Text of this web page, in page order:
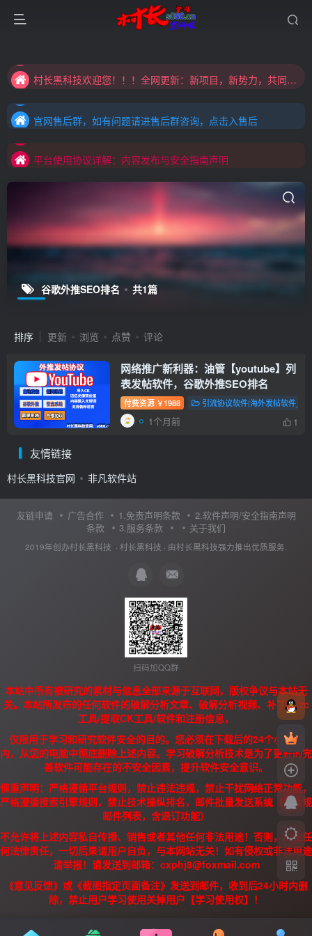
村长黑科技欢迎您！！！全网更新：新项目，新势力，共同发展
官网售后群，如有问题请进售后群咨询，点击入售后
平台使用协议详解：内容发布与安全指南声明
平台使用协议详解：内容发布与安全指南声明
谷歌外推SEO排名 共1篇
排序 更新 浏览 点赞 评论
网络推广新利器：油管【youtube】列
表发帖软件，谷歌外推SEO排名
付费资源 ￥ 1988 引流协议软件|海外发帖软件_
1个月前 1
友情链接
村长黑科技官网 非凡软件站
友链申请 广告合作 1.免责声明条款
2.软件声明/安全指南声明
条款
3.服务条款 关于我们
2019年创办村长黑科技 · 村长黑科技 · 由村长黑科技强力推出优质服务.
扫码加QQ群
本站中所有被研究的素材与信息全部来源于互联网，版权争议与本站无
关。本站所发布的任何软件的破解分析文章、破解分析视频、补丁、/zc
工具/提取CK工具/软件和注册信息，
仅限用于学习和研究软件安全的目的。您必须在下载后的24个小时之
内，从您的电脑中彻底删除上述内容。学习破解分析技术是为了更好的完
善软件可能存在的不安全因素，提升软件安全意识。
慎重声明：严格遵循平台规则，禁止违法违规，禁止干扰网络正常功能，
严格遵循搜索引擎规则，禁止技术操纵排名，邮件批量发送系统（需合规
邮件列表，含退订功能）
不允许将上述内容私自传播、销售或者其他任何非法用途！否则，产生任
何法律责任，一切后果请用户自负，与本网站无关！如有侵权或非法用途
请举报！请发送到邮箱：cxphj8@foxmail.com
《意见反馈》或《截图指定页面备注》发送到邮件，收到后24小时内删
除，禁止用户学习使用关掉用户【学习使用权】！